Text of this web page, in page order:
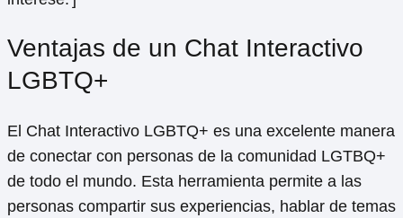
Ventajas de un Chat Interactivo
LGBTQ+
El Chat Interactivo LGBTQ+ es una excelente manera
de conectar con personas de la comunidad LGTBQ+
de todo el mundo. Esta herramienta permite a las
personas compartir sus experiencias, hablar de temas